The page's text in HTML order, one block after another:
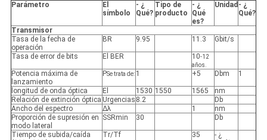
Parámetro
El
símbolo
- ¿
Qué?
Tipo de
producto
- ¿
Qué
es?
Unidad - ¿
Qué?
Transmisor
Tasa de la fecha de
operación
BR 9.95 11.3 Gbit/s
Tasa de error de bits El BER 10-12
años.
Potencia máxima de
lanzamiento
PSe trata de: 1 +5 Dbm 1
longitud de onda óptica El 1530 1550 1565
nm
Relación de extinción óptica Urgencias 8.2
Db
Ancho del espectro
Δλ 1
nm
Proporción de supresión en
modo lateral
SSRmin 30 Db
Tiempo de subida/caída
Tr/Tf 35
- ¿